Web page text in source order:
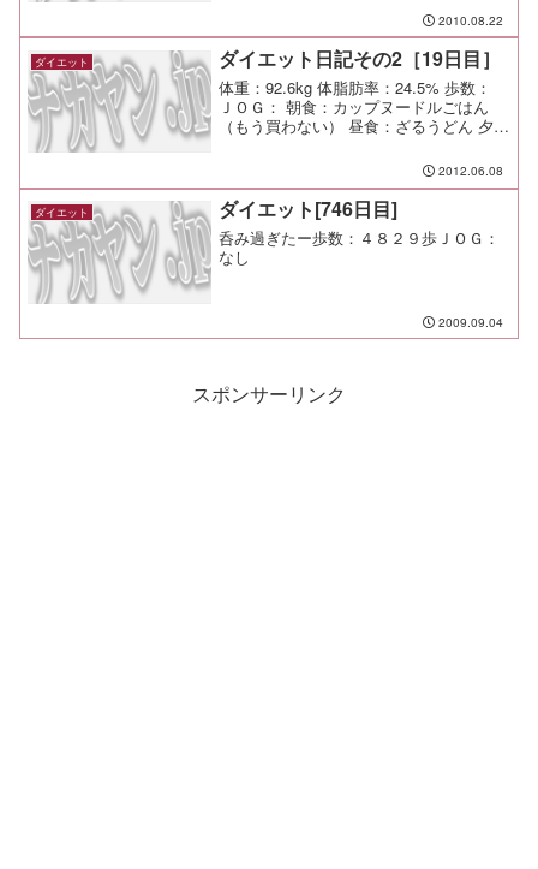
き揚げ卵とじ丼夕食：多摩川花火大会間
食：メモ：暑い中がんばった皆に冷え冷
えした酒を差し入れ。 喜んで...
2010.08.22
ダイエット ダイエット日記その2［19日目］
体重：92.6kg 体脂肪率：24.5% 歩数：
ＪＯＧ： 朝食：カップヌードルごはん
（もう買わない） 昼食：ざるうどん 夕
体調不良（たぶん風邪）になったけど、
たっぷり休んでかなり復活。
2012.06.08
ダイエット ダイエット[746日目]
呑み過ぎたー歩数：４８２９歩ＪＯＧ：
なし
2009.09.04
スポンサーリンク